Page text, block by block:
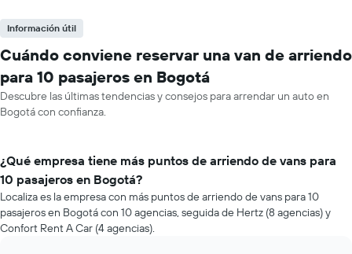
Información útil
Cuándo conviene reservar una van de arriendo
para 10 pasajeros en Bogotá
Descubre las últimas tendencias y consejos para arrendar un auto en
Bogotá con confianza.
¿Qué empresa tiene más puntos de arriendo de vans para
10 pasajeros en Bogotá?
Localiza es la empresa con más puntos de arriendo de vans para 10
pasajeros en Bogotá con 10 agencias, seguida de Hertz (8 agencias) y
Confort Rent A Car (4 agencias).